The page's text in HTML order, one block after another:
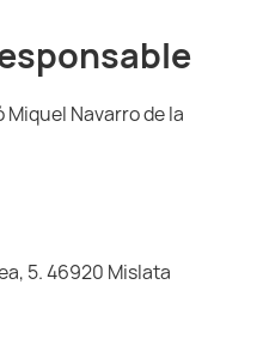
Navarro de la
5. 46920 Mislata